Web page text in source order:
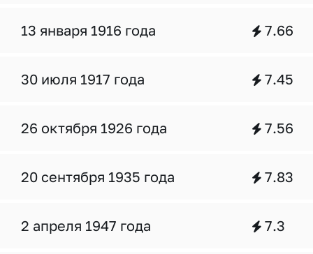
13 января 1916 года 7.66
30 июля 1917 года 7.45
26 октября 1926 года 7.56
20 сентября 1935 года 7.83
2 апреля 1947 года 7.3